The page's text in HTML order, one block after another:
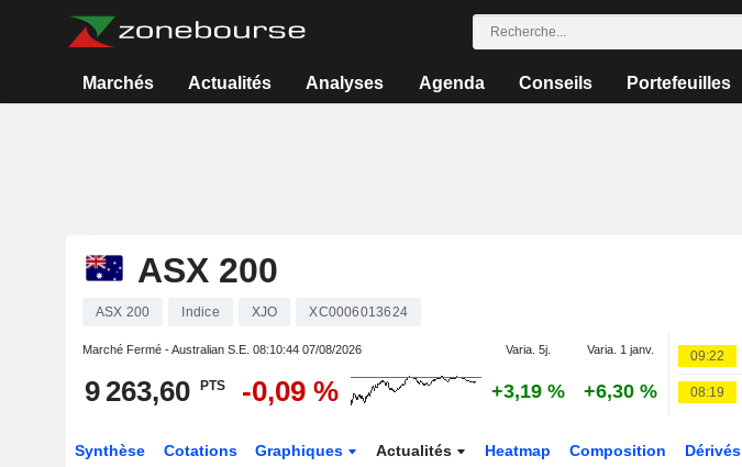
Marchés Actualités Analyses Agenda Conseils Portefeuilles
ASX 200
ASX 200 Indice XJO XC0006013624
Marché Fermé - Australian S.E. 08:10:44 07/08/2026 Varia. 5j. Varia. 1 janv.
9 263,60 PTS -0,09 % +3,19 % +6,30 %
09:22
08:19
Synthèse Cotations Graphiques Actualités Heatmap Composition Dérivés